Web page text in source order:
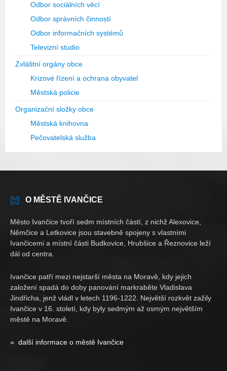
Odbor sociálních věcí
Odbor správních činností
Odbor informačních systémů
Televizní studio
Zvláštní orgány obce
Krizové řízení a ochrana obyvatel
Městská policie
Organizační složky obce
Městská knihovna
Pečovatelská služba
O MĚSTĚ IVANČICE
Město Ivančice tvoří sedm místních částí, z nichž Alexovice,
Němčice a Letkovice jsou stavebně spojeny s vlastními
Ivančicemi a místní části Budkovice, Hrubšice a Řeznovice leží
dál od centra.
Ivančice patří mezi nejstarší města na Moravě, kdy jejich
založení spadá do doby panování markraběte Vladislava
Jindřicha, jenž vládl v letech 1196-1222. Největší rozkvět zažily
Ivančice v 16. století, kdy byly sedmým až osmým největším
městě na Moravě.
» další informace o městě Ivančice